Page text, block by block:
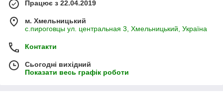
Працює з 22.04.2019
м. Хмельницький
с.пироговцы ул. центральная 3, Хмельницький, Україна
Контакти
Сьогодні вихідний
Показати весь графік роботи